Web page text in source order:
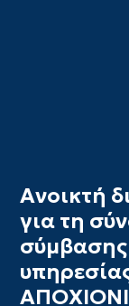
Ανοικτή
για τη